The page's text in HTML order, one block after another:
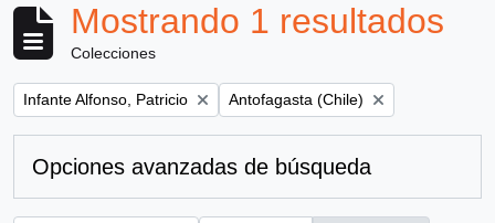
Mostrando 1 resultados
Colecciones
Remove filter:
Infante Alfonso, Patricio Remove filter:
Antofagasta (Chile)
Opciones avanzadas de búsqueda